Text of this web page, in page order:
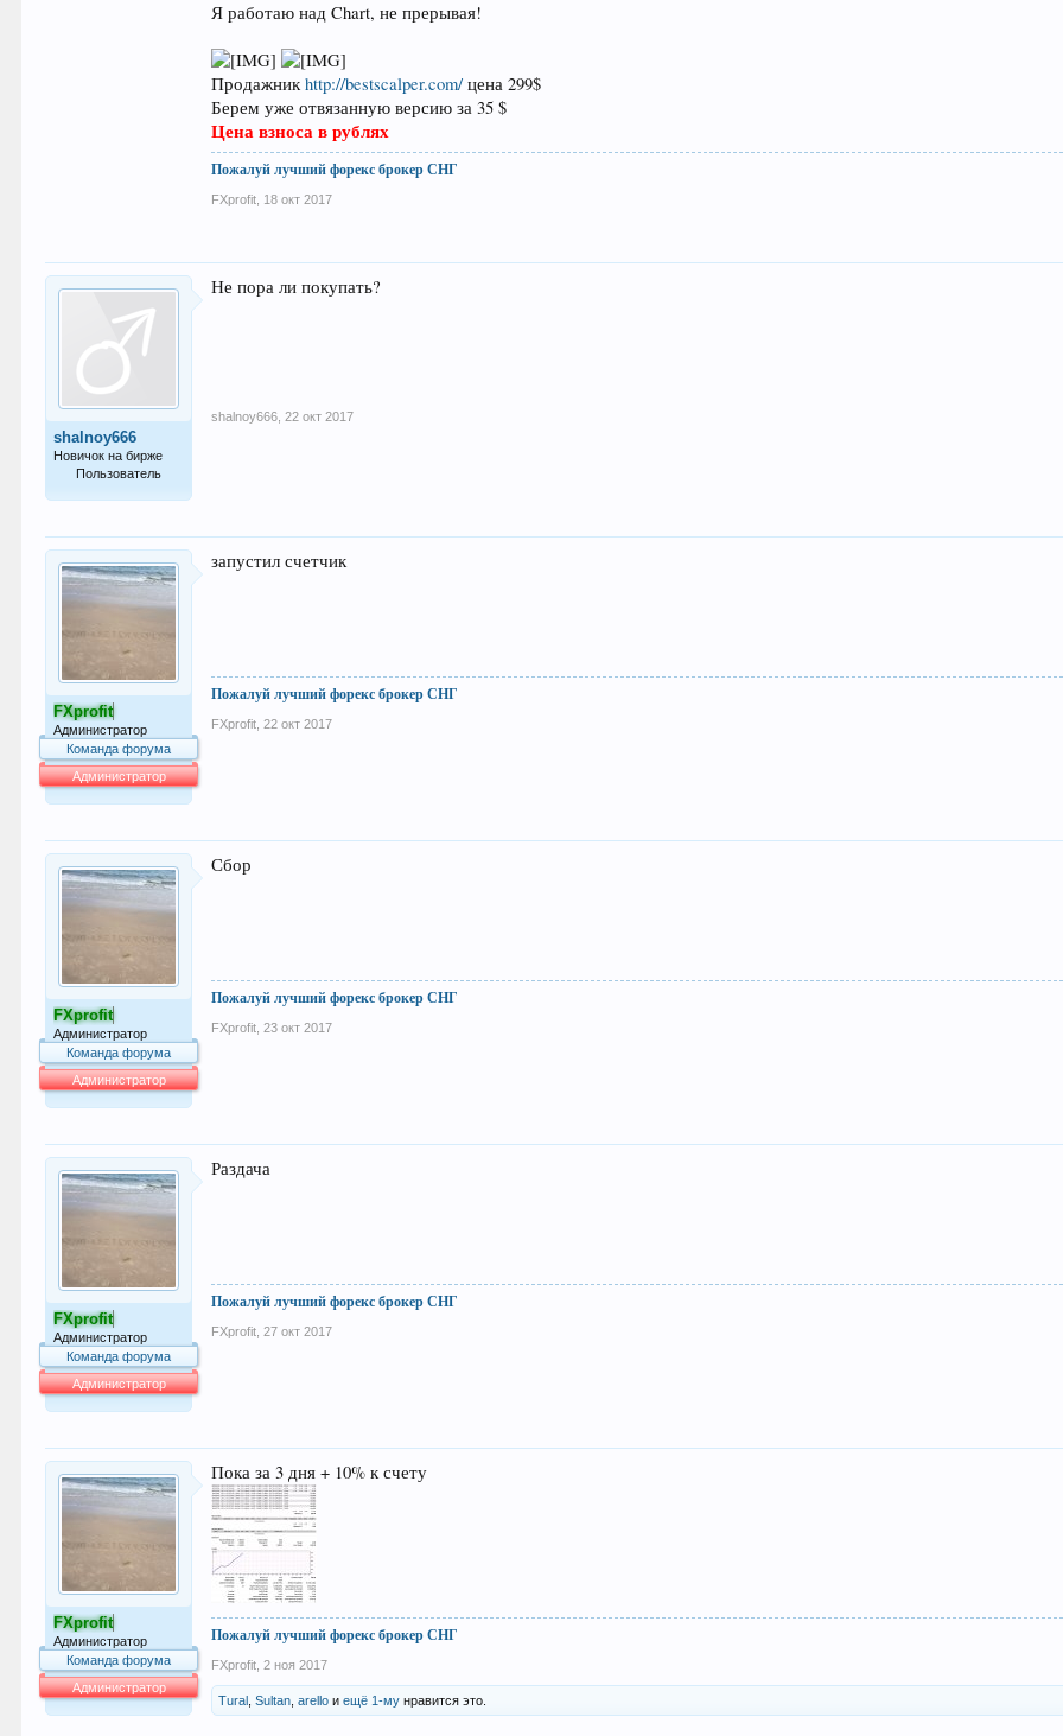
Я работаю над Chart, не прерывая!
Продажникhttp://bestscalper.com/ цена 299$
Берем уже отвязанную версию за 35 $
Цена взноса в рублях
Пожалуй лучший форекс брокер СНГ
FXprofit 18 окт 2017
shalnoy666
Новичок на бирже
Пользователь
Не пора ли покупать?
shalnoy666 22 окт 2017
FXprofit
Администратор
Команда форума
Администратор
запустил счетчик
Пожалуй лучший форекс брокер СНГ
FXprofit 22 окт 2017
FXprofit
Администратор
Команда форума
Администратор
Сбор
Пожалуй лучший форекс брокер СНГ
FXprofit 23 окт 2017
FXprofit
Администратор
Команда форума
Администратор
Раздача
Пожалуй лучший форекс брокер СНГ
FXprofit 27 окт 2017
FXprofit
Администратор
Команда форума
Администратор
Пока за 3 дня + 10% к счету
Пожалуй лучший форекс брокер СНГ
FXprofit 2 ноя 2017
Tural ,Sultan ,arello иещё 1-му нравится это.